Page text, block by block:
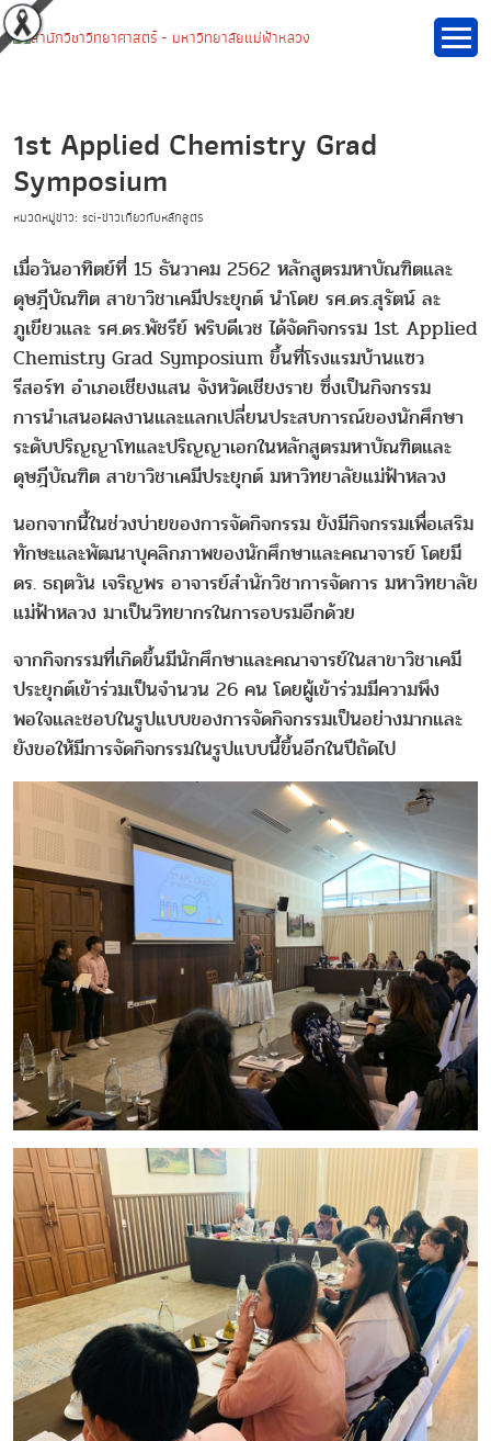
1st Applied Chemistry Grad
Symposium
หมวดหมู่ข่าว: sci-ข่าวเกี่ยวกับหลักสูตร
เมื่อวันอาทิตย์ที่ 15 ธันวาคม 2562 หลักสูตรมหาบัณฑิตและ
ดุษฎีบัณฑิต สาขาวิชาเคมีประยุกต์ นำโดย รศ.ดร.สุรัตน์ ละ
ภูเขียวและ รศ.ดร.พัชรีย์ พริบดีเวช ได้จัดกิจกรรม 1st Applied
Chemistry Grad Symposium ขึ้นที่โรงแรมบ้านแซว
รีสอร์ท อำเภอเชียงแสน จังหวัดเชียงราย ซึ่งเป็นกิจกรรม
การนำเสนอผลงานและแลกเปลี่ยนประสบการณ์ของนักศึกษา
ระดับปริญญาโทและปริญญาเอกในหลักสูตรมหาบัณฑิตและ
ดุษฎีบัณฑิต สาขาวิชาเคมีประยุกต์ มหาวิทยาลัยแม่ฟ้าหลวง
นอกจากนี้ในช่วงบ่ายของการจัดกิจกรรม ยังมีกิจกรรมเพื่อเสริม
ทักษะและพัฒนาบุคลิกภาพของนักศึกษาและคณาจารย์ โดยมี
ดร. ธฤตวัน เจริญพร อาจารย์สำนักวิชาการจัดการ มหาวิทยาลัย
แม่ฟ้าหลวง มาเป็นวิทยากรในการอบรมอีกด้วย
จากกิจกรรมที่เกิดขึ้นมีนักศึกษาและคณาจารย์ในสาขาวิชาเคมี
ประยุกต์เข้าร่วมเป็นจำนวน 26 คน โดยผู้เข้าร่วมมีความพึง
พอใจและชอบในรูปแบบของการจัดกิจกรรมเป็นอย่างมากและ
ยังขอให้มีการจัดกิจกรรมในรูปแบบนี้ขึ้นอีกในปีถัดไป